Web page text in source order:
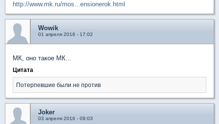
http://www.mk.ru/mos...ensionerok.html
Wowik
01 апреля 2016 - 17:02
МК, оно такое МК...
Цитата
Потерпевшие были не против
Joker
03 апреля 2016 - 09:03